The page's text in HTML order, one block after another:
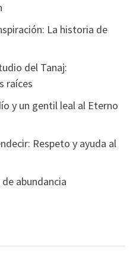
La historia de
del Tanaj:
raíces
y un gentil leal al Eterno
Respeto y ayuda al
abundancia